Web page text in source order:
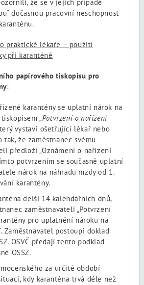
že se v jejich případě
dočasnou pracovní neschopnost
praktické lékaře – použití
při karanténě
papírového tiskopisu pro
:
karantény se uplatní nárok na
„Potvrzení o nařízení
vystaví ošetřující lékař nebo
tak, že zaměstnanec svému
předloží „Oznámení o nařízení
potvrzením se současně uplatní
nárok na náhradu mzdy od 1.
karantény.
delší 14 kalendářních dnů,
zaměstnavateli „Potvrzení
pro uplatnění nároku na
Zaměstnavatel postoupí doklad
OSVČ předají tento podklad
OSSZ.
za určité období
kdy karanténa trvá déle než